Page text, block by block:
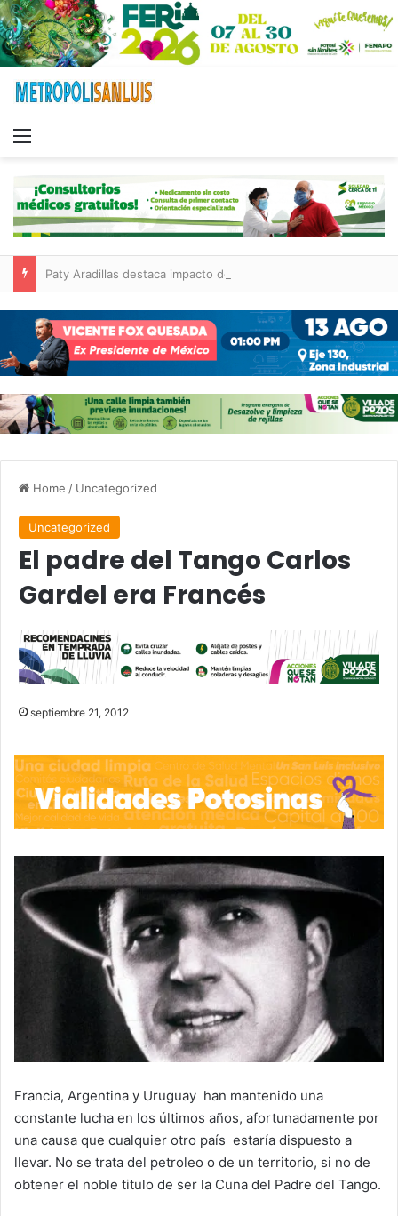
Home / Uncategorized
Uncategorized
El padre del Tango Carlos
Gardel era Francés
septiembre 21, 2012
Francia, Argentina y Uruguay han mantenido una
constante lucha en los últimos años, afortunadamente por
una causa que cualquier otro país estaría dispuesto a
llevar. No se trata del petroleo o de un territorio, si no de
obtener el noble titulo de ser la Cuna del Padre del Tango.